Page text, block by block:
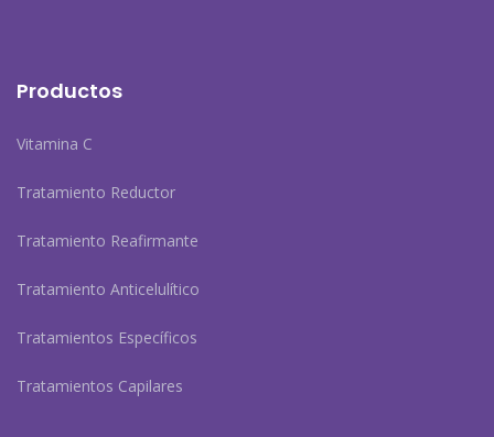
Productos
Vitamina C
Tratamiento Reductor
Tratamiento Reafirmante
Tratamiento Anticelulítico
Tratamientos Específicos
Tratamientos Capilares